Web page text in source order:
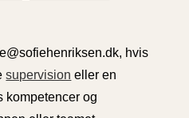
hvis
supervision eller en
kompetencer og